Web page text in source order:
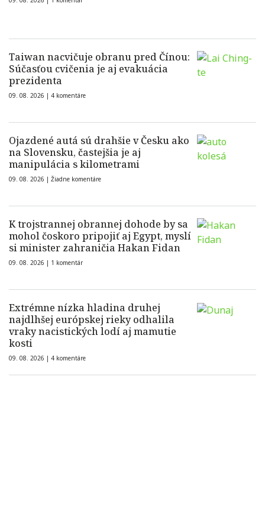
Taiwan nacvičuje obranu pred Čínou:
Súčasťou cvičenia je aj evakuácia
prezidenta
09. 08. 2026 | 4 komentáre
Ojazdené autá sú drahšie v Česku ako
na Slovensku, častejšia je aj
manipulácia s kilometrami
09. 08. 2026 | Žiadne komentáre
K trojstrannej obrannej dohode by sa
mohol čoskoro pripojiť aj Egypt, myslí
si minister zahraničia Hakan Fidan
09. 08. 2026 | 1 komentár
Extrémne nízka hladina druhej
najdlhšej európskej rieky odhalila
vraky nacistických lodí aj mamutie
kosti
09. 08. 2026 | 4 komentáre